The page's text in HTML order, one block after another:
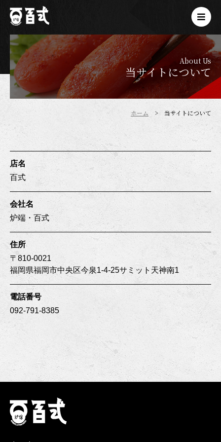
About Us
当サイトについて
ホーム 当サイトについて
店名
百式
会社名
炉端・百式
住所
〒810-0021
福岡県福岡市中央区今泉1-4-25サミット天神南1
電話番号
092-791-8385